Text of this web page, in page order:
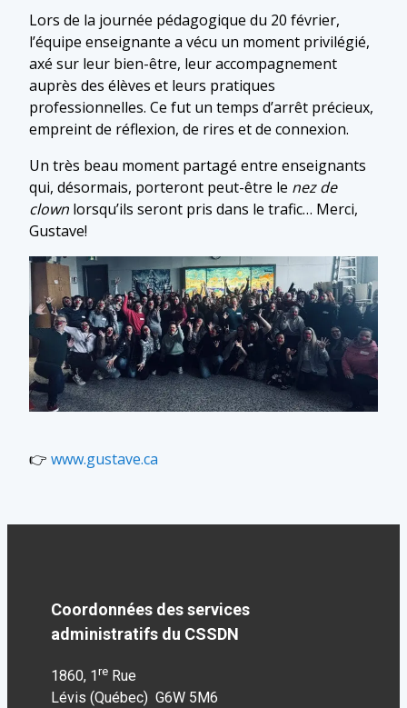
Lors de la journée pédagogique du 20 février,
l’équipe enseignante a vécu un moment privilégié,
axé sur leur bien-être, leur accompagnement
auprès des élèves et leurs pratiques
professionnelles. Ce fut un temps d’arrêt précieux,
empreint de réflexion, de rires et de connexion.
Un très beau moment partagé entre enseignants
qui, désormais, porteront peut-être le nez de
clown lorsqu’ils seront pris dans le trafic… Merci,
Gustave!
👉 www.gustave.ca
Coordonnées des services
administratifs du CSSDN
1860, 1 re Rue
Lévis (Québec) G6W 5M6